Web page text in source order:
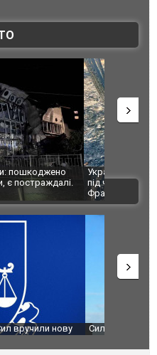
врятували козуленя
лісової пожежі у
СБУ за
Болгарії
НПЗ:
Неймар